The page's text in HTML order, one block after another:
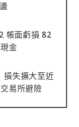
帳面虧損 82
金
損失擴大至近
易所避險